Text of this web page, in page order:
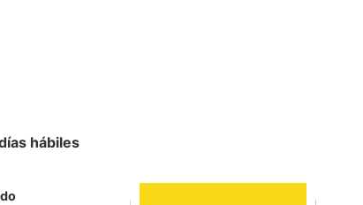
hábiles